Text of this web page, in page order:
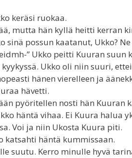
keräsi ruokaa.
mutta hän kyllä heitti kerran
possun kaatanut, Ukko?
” Ukko peitti Kuuran suun
Ukko oli niin suuri,
hänen vierelleen ja
hävetti.
pyöritellen nosti hän Kuuran
häntä vihaa. Ei Kuura halua
Voi ja niin Ukosta Kuura piti.
katsahti häntä kummissaan.
suutu. Kerro minulle hyvä